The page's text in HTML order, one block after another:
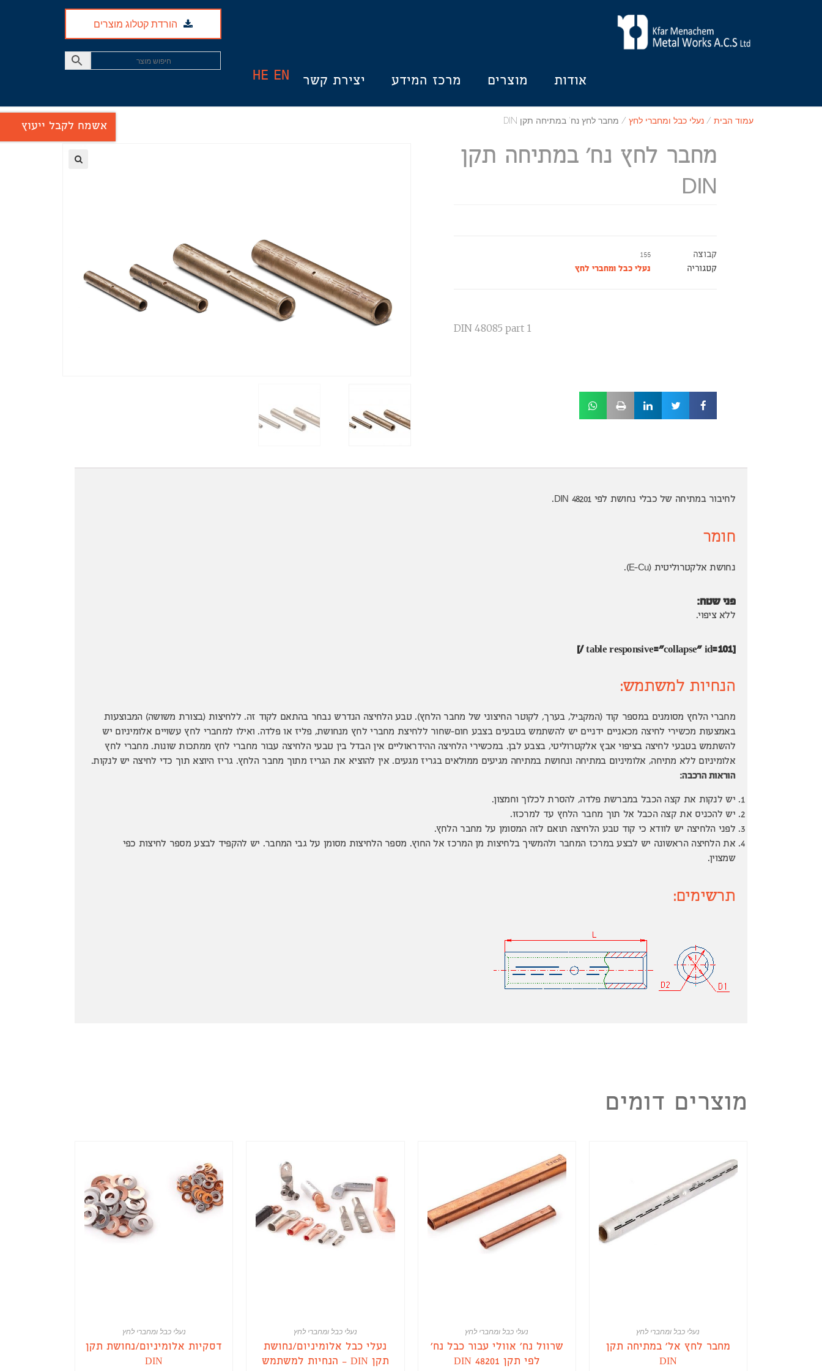
אודות מוצרים מרכז המידע יצירת קשר EN
HE
הורדת קטלוג מוצרים
אשמח לקבל ייעוץ
עמוד הבית / נעלי כבל ומחברי לחץ / מחבר לחץ נח' במתיחה תקן DIN
מחבר לחץ נח' במתיחה תקן
DIN
קבוצה
155
קטגוריה
נעלי כבל ומחברי לחץ
DIN 48085 part 1
לחיבור במתיחה של כבלי נחושת לפי DIN 48201.
חומר
נחושת אלקטרוליטית (E-Cu).
פני שטח:
ללא ציפוי.
[table responsive="collapse" id=101 /]
הנחיות למשתמש:
מחברי הלחץ מסומנים במספר קוד (המקביל, בערך, לקוטר החיצוני של מחבר הלחץ). טבע הלחיצה הנדרש נבחר בהתאם לקוד זה. ללחיצות (בצורת משושה) המבוצעות
באמצעות מכשירי לחיצה מכאניים ידניים יש להשתמש בטבעים בצבע חום-שחור ללחיצת מחברי לחץ מנחושת, פליז או פלדה. ואילו למחברי לחץ עשויים אלומיניום יש
להשתמש בטבעי לחיצה בציפוי אבץ אלקטרוליטי, בצבע לבן. במכשירי הלחיצה ההידראוליים אין הבדל בין טבעי הלחיצה עבור מחברי לחץ ממתכות שונות. מחברי לחץ
אלומיניום ללא מתיחה, אלומיניום במתיחה ונחושת במתיחה מגיעים ממולאים בגריז מגעים. אין להוציא את הגריז מתוך מחבר הלחץ. גריז היוצא תוך כדי לחיצה יש לנקות.
הוראות הרכבה:
יש לנקות את קצה הכבל במברשת פלדה, להסרת לכלוך וחמצון.
יש להכניס את קצה הכבל אל תוך מחבר הלחץ עד למרכזו.
לפני הלחיצה יש לוודא כי קוד טבע הלחיצה תואם לזה המסומן על מחבר הלחץ.
את הלחיצה הראשונה יש לבצע במרכז המחבר ולהמשיך בלחיצות מן המרכז אל החוץ. מספר הלחיצות מסומן על גבי המחבר. יש להקפיד לבצע מספר לחיצות כפי
שמצוין.
תרשימים:
מוצרים דומים
נעלי כבל ומחברי לחץ
מחבר לחץ אל' במתיחה תקן
DIN
נעלי כבל ומחברי לחץ
שרוול נח' אוולי עבור כבל נח'
לפי תקן DIN 48201
נעלי כבל ומחברי לחץ
נעלי כבל אלומיניום/נחושת
תקן DIN – הנחיות למשתמש
נעלי כבל ומחברי לחץ
דסקיות אלומיניום/נחושת תקן
DIN